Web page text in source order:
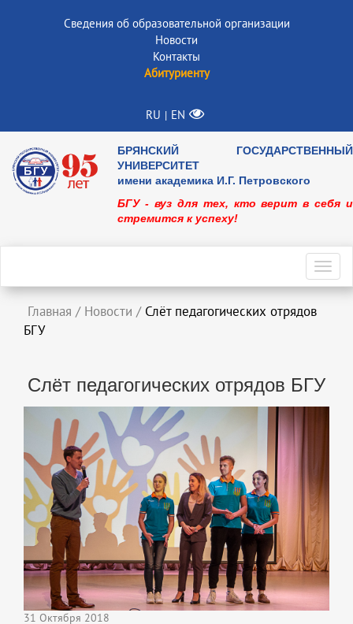
Сведения об образовательной организации
Новости
Контакты
Абитуриенту
RU | EN
БРЯНСКИЙ ГОСУДАРСТВЕННЫЙ
УНИВЕРСИТЕТ
имени академика И.Г. Петровского
БГУ - вуз для тех, кто верит в себя и
стремится к успеху!
Главная / Новости / Слёт педагогических отрядов
БГУ
Слёт педагогических отрядов БГУ
31 Октября 2018